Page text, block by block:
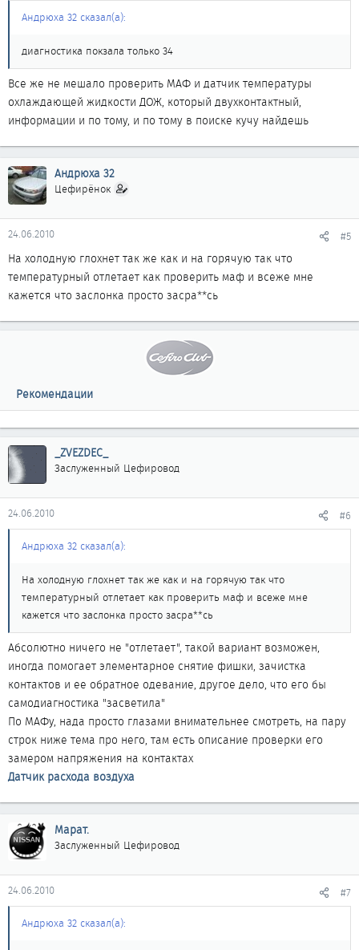
Андрюха 32 сказал(а):
диагностика покзала только 34
Все же не мешало проверить МАФ и датчик температуры
охлаждающей жидкости ДОЖ, который двухконтактный,
информации и по тому, и по тому в поиске кучу найдешь
Андрюха 32
Цефирёнок
24.06.2010 #5
На холодную глохнет так же как и на горячую так что
температурный отлетает как проверить маф и всеже мне
кажется что заслонка просто засра**сь
Рекомендации
_ZVEZDEC_
Заслуженный Цефировод
24.06.2010 #6
Андрюха 32 сказал(а):
На холодную глохнет так же как и на горячую так что
температурный отлетает как проверить маф и всеже мне
кажется что заслонка просто засра**сь
Абсолютно ничего не "отлетает", такой вариант возможен,
иногда помогает элементарное снятие фишки, зачистка
контактов и ее обратное одевание, другое дело, что его бы
самодиагностика "засветила"
По МАФу, нада просто глазами внимательнее смотреть, на пару
строк ниже тема про него, там есть описание проверки его
замером напряжения на контактах
Датчик расхода воздуха
Марат.
Заслуженный Цефировод
24.06.2010 #7
Андрюха 32 сказал(а):